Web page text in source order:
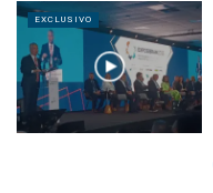
EXCLUSIVO